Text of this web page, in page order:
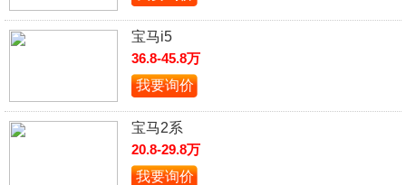
宝马i5
36.8-45.8万
我要询价
宝马2系
20.8-29.8万
我要询价